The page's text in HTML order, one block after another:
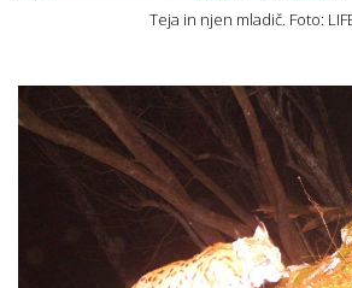
Teja in njen mladič. Foto: